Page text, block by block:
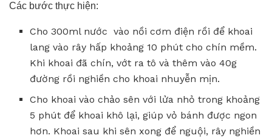
Các bước thực hiện:
Cho 300ml nước vào nồi cơm điện rồi để khoai
lang vào rây hấp khoảng 10 phút cho chín mềm.
Khi khoai đã chín, vớt ra tô và thêm vào 40g
đường rồi nghiền cho khoai nhuyễn mịn.
Cho khoai vào chảo sên với lửa nhỏ trong khoảng
5 phút để khoai khô lại, giúp vỏ bánh được ngon
hơn. Khoai sau khi sên xong để nguội, rây nghiền